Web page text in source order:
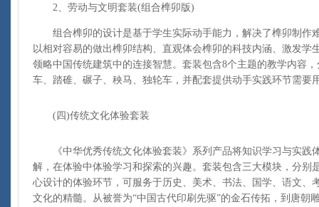
2、劳动与文明套装(组合榫卯版)
组合榫卯的设计是基于学生实际动手能力，解决了榫卯制作
以相对容易的做出榫卯结构、直观体会榫卯的科技内涵、激发学
领略中国传统建筑中的连接智慧。套装包含8个主题的教学内容
车、踏碓、碾子、秧马、独轮车，并配套提供动手实践环节需要
(四)传统文化体验套装
《中华优秀传统文化体验套装》系列产品将知识学习与实践
解，在体验中体验学习和探索的兴趣。套装包含三大模块，分别
心设计的体验环节，可服务于历史、美术、书法、国学、语文、
文化的精髓。从被誉为“中国古代印刷先驱”的金石传拓，到唐朝